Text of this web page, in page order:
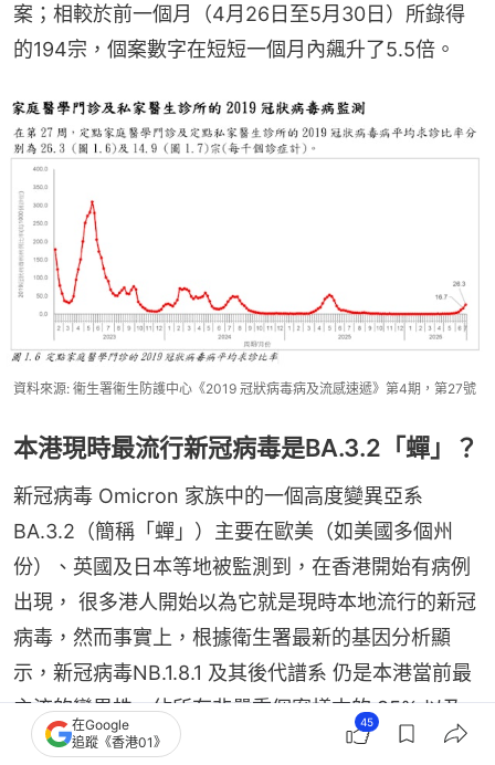
案；相較於前一個月（4月26日至5月30日）所錄得
的194宗，個案數字在短短一個月內飆升了5.5倍。
資料來源: 衞生署衞生防護中心《2019 冠狀病毒病及流感速遞》第4期，第27號
本港現時最流行新冠病毒是BA.3.2「蟬」？
新冠病毒 Omicron 家族中的一個高度變異亞系
BA.3.2（簡稱「蟬」）主要在歐美（如美國多個州
份）、英國及日本等地被監測到，在香港開始有病例
出現， 很多港人開始以為它就是現時本地流行的新冠
病毒，然而事實上，根據衛生署最新的基因分析顯
示，新冠病毒NB.1.8.1 及其後代譜系 仍是本港當前最
主流的變異株，佔所有非嚴重個案樣本的 95% 以及
污水監測樣本的 94.3%。
在Google
追蹤《香港01》
45